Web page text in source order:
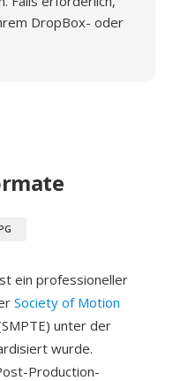
DropBox- oder
ein professioneller
Society of Motion
unter der
wurde.
Production-